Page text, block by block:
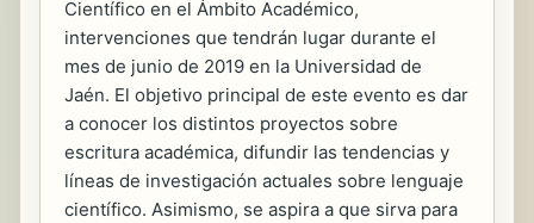
Científico en el Ámbito Académico,
intervenciones que tendrán lugar durante el
mes de junio de 2019 en la Universidad de
Jaén. El objetivo principal de este evento es dar
a conocer los distintos proyectos sobre
escritura académica, difundir las tendencias y
líneas de investigación actuales sobre lenguaje
científico. Asimismo, se aspira a que sirva para